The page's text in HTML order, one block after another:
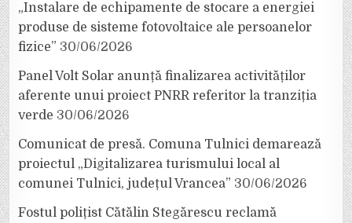
„Instalare de echipamente de stocare a energiei
produse de sisteme fotovoltaice ale persoanelor
fizice” 30/06/2026
Panel Volt Solar anunță finalizarea activităților
aferente unui proiect PNRR referitor la tranziția
verde 30/06/2026
Comunicat de presă. Comuna Tulnici demarează
proiectul „Digitalizarea turismului local al
comunei Tulnici, județul Vrancea” 30/06/2026
Fostul polițist Cătălin Stegărescu reclamă